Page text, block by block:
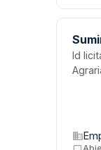
Id licitación: